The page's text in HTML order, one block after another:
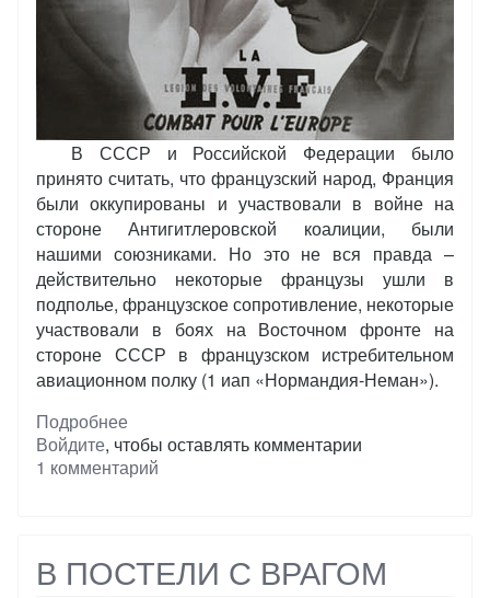
В СССР и Российской Федерации было
принято считать, что французский народ, Франция
были оккупированы и участвовали в войне на
стороне Антигитлеровской коалиции, были
нашими союзниками. Но это не вся правда –
действительно некоторые французы ушли в
подполье, французское сопротивление, некоторые
участвовали в боях на Восточном фронте на
стороне СССР в французском истребительном
авиационном полку (1 иап «Нормандия-Неман»).
Подробнее
Французы
против
ВОВ
Войдите, чтобы оставлять комментарии
1 комментарий
В ПОСТЕЛИ С ВРАГОМ